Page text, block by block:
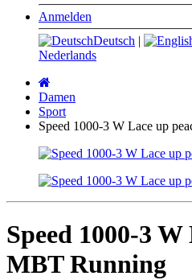
Anmelden
Deutsch |
Nederlands
Damen
Sport
Speed 1000-3 W Lace up
Speed 1000-3
MBT Running